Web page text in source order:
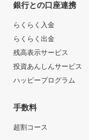
銀行との口座連携
らくらく入金
らくらく出金
残高表示サービス
投資あんしんサービス
ハッピープログラム
手数料
超割コース